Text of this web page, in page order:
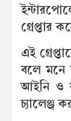
গ্রেপ্তার
এই
বলে মনে
আইনি ও
চ্যালেঞ্জ